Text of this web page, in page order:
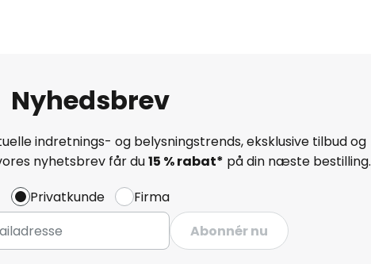
Nyhedsbrev
indretnings- og belysningstrends, eksklusive tilbud og
nyhetsbrev får du15 % rabat* på din næste bestilling.
Privatkunde
Firma
Abonnér nu